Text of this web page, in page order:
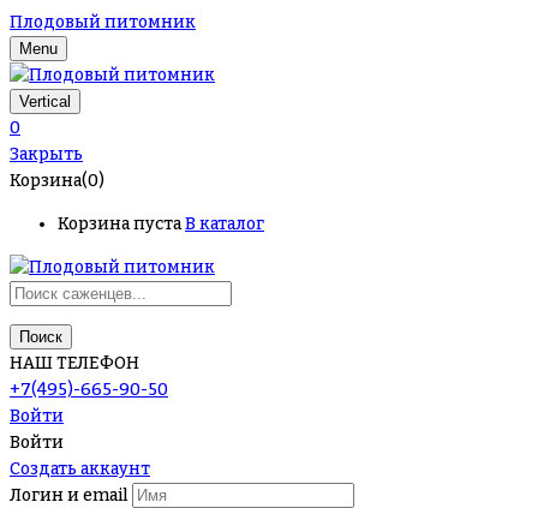
Плодовый питомник
Menu
Vertical
0
Закрыть
Корзина(0)
Корзина пустаВ каталог
Поиск
НАШ ТЕЛЕФОН
+7(495)-665-90-50
Войти
Войти
Создать аккаунт
Логин и email